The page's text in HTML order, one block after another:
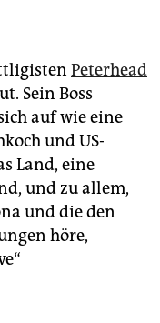
Peterhead
Sein Boss
auf wie eine
und US-
Land, eine
und zu allem,
und die den
höre,